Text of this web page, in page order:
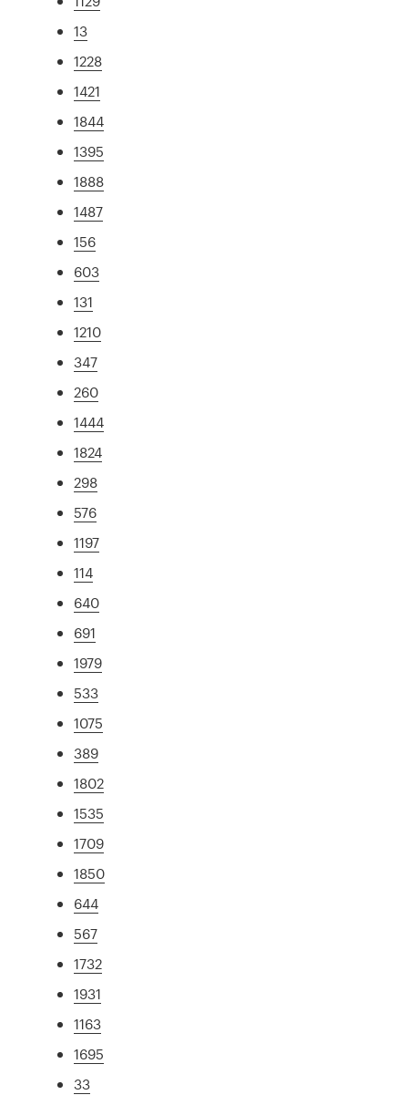
13
1228
1421
1844
1395
1888
1487
156
603
131
1210
347
260
1444
1824
298
576
1197
114
640
691
1979
533
1075
389
1802
1535
1709
1850
644
567
1732
1931
1163
1695
33